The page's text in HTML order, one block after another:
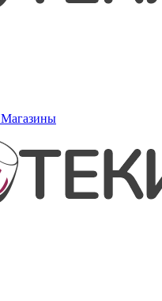
Магазины